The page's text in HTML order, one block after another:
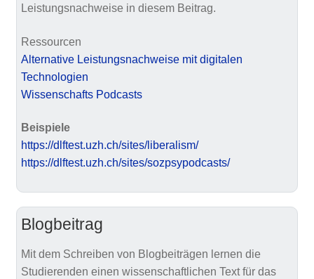
Leistungsnachweise in diesem Beitrag.
Ressourcen
Alternative Leistungsnachweise mit digitalen
Technologien
Wissenschafts Podcasts
Beispiele
https://dlftest.uzh.ch/sites/liberalism/
https://dlftest.uzh.ch/sites/sozpsypodcasts/
Blogbeitrag
Mit dem Schreiben von Blogbeiträgen lernen die
Studierenden einen wissenschaftlichen Text für das